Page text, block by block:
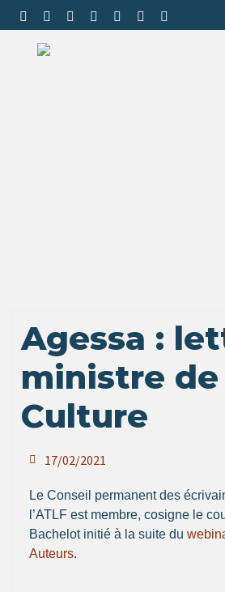
Agessa :
ministre de
Culture
17/02/2021
Le Conseil permanent des
l’ATLF est membre, cosigne le
Bachelot initié à la suite du
Auteurs.